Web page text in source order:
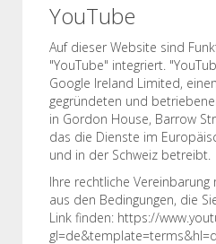
YouTube
Auf dieser Website sind
"YouTube" integriert.
Google Ireland Limited,
gegründeten und
in Gordon House, Barrow
das die Dienste im
und in der Schweiz betreibt.
Ihre rechtliche
aus den Bedingungen, die
Link finden: https://